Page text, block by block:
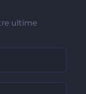
ultime